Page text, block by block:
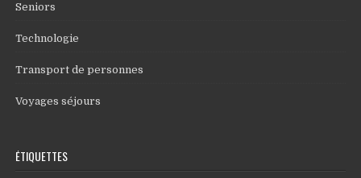
Seniors
Technologie
Transport de personnes
Voyages séjours
ÉTIQUETTES